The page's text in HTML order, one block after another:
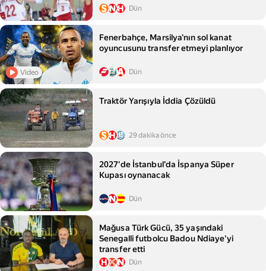
Dün
Video
Fenerbahçe, Marsilya'nın sol kanat
oyuncusunu transfer etmeyi planlıyor
Dün
Traktör Yarışıyla İddia Çözüldü
29 dakika önce
2027'de İstanbul'da İspanya Süper
Kupası oynanacak
Dün
Mağusa Türk Gücü, 35 yaşındaki
Senegalli futbolcu Badou Ndiaye'yi
transfer etti
Dün